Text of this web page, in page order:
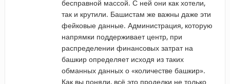
бесправной массой. С ней они как хотели,
так и крутили. Башистам же важны даже эти
фейковые данные. Администрация, которую
напрямки поддерживает центр, при
распределении финансовых затрат на
башкир определяет исходя из таких
обманных данных о «количестве башкир».
Как вы поняли, всё это проделки не только